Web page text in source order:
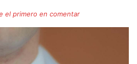
el primero en comentar